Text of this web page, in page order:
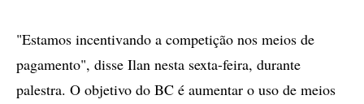
"Estamos incentivando a competição nos meios de
pagamento", disse Ilan nesta sexta-feira, durante
palestra. O objetivo do BC é aumentar o uso de meios